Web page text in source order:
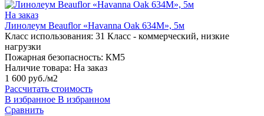
На заказ
Линолеум Beauflor «Havanna Oak 634M», 5м
Класс использования: 31 Класс - коммерческий, низкие
нагрузки
Пожарная безопасность: КМ5
Наличие товара: На заказ
1 600 руб./м2
Рассчитать стоимость
В избранное В избранном
Сравнить